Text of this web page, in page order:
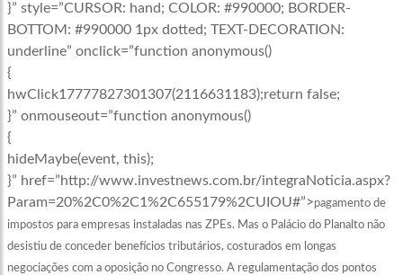
}” style=”CURSOR: hand; COLOR: #990000; BORDER-
BOTTOM: #990000 1px dotted; TEXT-DECORATION:
underline” onclick=”function anonymous()
{
hwClick17777827301307(2116631183);return false;
}” onmouseout=”function anonymous()
{
hideMaybe(event, this);
}” href=”http://www.investnews.com.br/integraNoticia.aspx?
Param=20%2C0%2C1%2C655179%2CUIOU#”>pagamentode
impostos para empresas instaladas nas ZPEs. Mas o Palácio do Planalto não
desistiu de conceder benefícios tributários, costurados em longas
negociações com a oposição no Congresso. A regulamentação dos pontos